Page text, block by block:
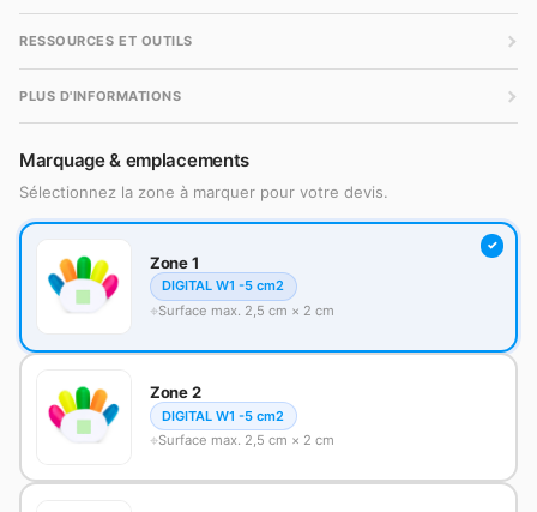
RESSOURCES ET OUTILS
PLUS D'INFORMATIONS
Marquage & emplacements
Sélectionnez la zone à marquer pour votre devis.
Zone 1
DIGITAL W1 -5 cm2
Surface max. 2,5 cm × 2 cm
Zone 2
DIGITAL W1 -5 cm2
Surface max. 2,5 cm × 2 cm